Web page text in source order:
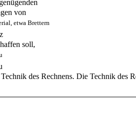
von
etwa Brettern
soll,
des Rechnens. Die Technik des